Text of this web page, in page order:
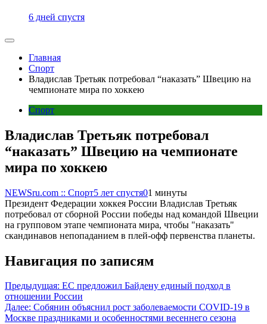
6 дней спустя
Главная
Спорт
Владислав Третьяк потребовал “наказать” Швецию на
чемпионате мира по хоккею
Спорт
Владислав Третьяк потребовал
“наказать” Швецию на чемпионате
мира по хоккею
NEWSru.com :: Спорт5 лет спустя01 минуты
Президент Федерации хоккея России Владислав Третьяк
потребовал от сборной России победы над командой Швеции
на групповом этапе чемпионата мира, чтобы "наказать"
скандинавов непопаданием в плей-офф первенства планеты.
Навигация по записям
Предыдущая: ЕС предложил Байдену единый подход в
отношении России
Далее: Собянин объяснил рост заболеваемости COVID-19 в
Москве праздниками и особенностями весеннего сезона